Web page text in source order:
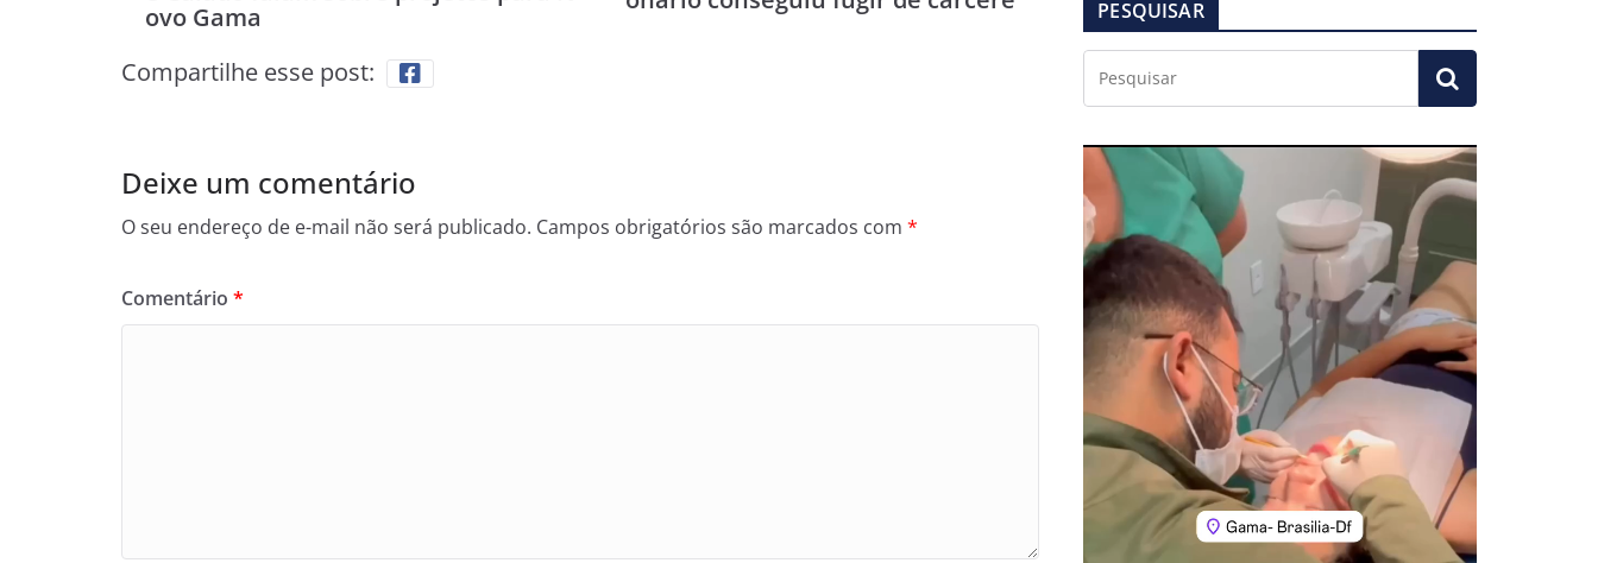
ovo Gama
Compartilhe esse post:
Deixe um comentário
O seu endereço de e-mail não será publicado. Campos obrigatórios são marcados com *
Comentário *
PESQUISAR